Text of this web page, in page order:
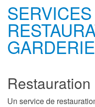
GARDERIE
Restauration
Un service de